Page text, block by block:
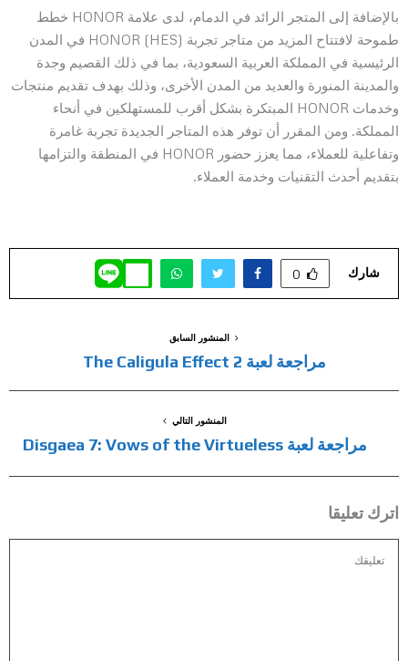
بالإضافة إلى المتجر الرائد في الدمام، لدى علامة HONOR خطط
طموحة لافتتاح المزيد من متاجر تجربة HONOR (HES) في المدن
الرئيسية في المملكة العربية السعودية، بما في ذلك القصيم وجدة
والمدينة المنورة والعديد من المدن الأخرى، وذلك بهدف تقديم منتجات
وخدمات HONOR المبتكرة بشكل أقرب للمستهلكين في أنحاء
المملكة. ومن المقرر أن توفر هذه المتاجر الجديدة تجربة غامرة
وتفاعلية للعملاء، مما يعزز حضور HONOR في المنطقة والتزامها
بتقديم أحدث التقنيات وخدمة العملاء.
شارك 0
المنشور السابق
مراجعة لعبة The Caligula Effect 2
المنشور التالي
مراجعة لعبة Disgaea 7: Vows of the Virtueless
اترك تعليقا